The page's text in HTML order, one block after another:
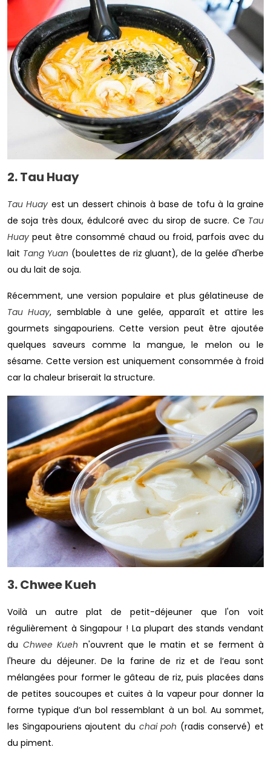
2. Tau Huay
Tau Huay est un dessert chinois à base de tofu à la graine
de soja très doux, édulcoré avec du sirop de sucre. Ce Tau
Huay peut être consommé chaud ou froid, parfois avec du
lait Tang Yuan (boulettes de riz gluant), de la gelée d'herbe
ou du lait de soja.
Récemment, une version populaire et plus gélatineuse de
Tau Huay, semblable à une gelée, apparaît et attire les
gourmets singapouriens. Cette version peut être ajoutée
quelques saveurs comme la mangue, le melon ou le
sésame. Cette version est uniquement consommée à froid
car la chaleur briserait la structure.
3. Chwee Kueh
Voilà un autre plat de petit-déjeuner que l'on voit
régulièrement à Singapour ! La plupart des stands vendant
du Chwee Kueh n'ouvrent que le matin et se ferment à
l'heure du déjeuner. De la farine de riz et de l’eau sont
mélangées pour former le gâteau de riz, puis placées dans
de petites soucoupes et cuites à la vapeur pour donner la
forme typique d’un bol ressemblant à un bol. Au sommet,
les Singapouriens ajoutent du chai poh (radis conservé) et
du piment.